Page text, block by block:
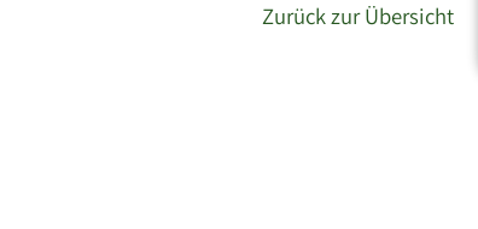
Zurück zur Übersicht